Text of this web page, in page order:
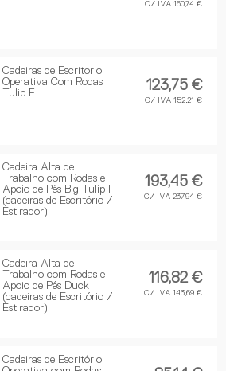
C/ IVA 160,74 €
Cadeiras de Escritorio
Operativa Com Rodas
Tulip F
123,75 €
C/ IVA 152,21 €
Cadeira Alta de
Trabalho com Rodas e
Apoio de Pés Big Tulip F
(cadeiras de Escritório /
Estirador)
193,45 €
C/ IVA 237,94 €
Cadeira Alta de
Trabalho com Rodas e
Apoio de Pés Duck
(cadeiras de Escritório /
Estirador)
116,82 €
C/ IVA 143,69 €
Cadeiras de Escritório